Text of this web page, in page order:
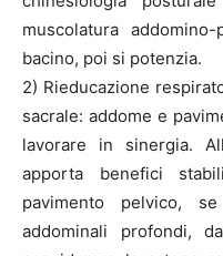
muscolatura
bacino, poi si potenzia.
2) Rieducazione
sacrale: addome e
lavorare in sinergia.
apporta benefici
pavimento pelvico,
addominali profondi,